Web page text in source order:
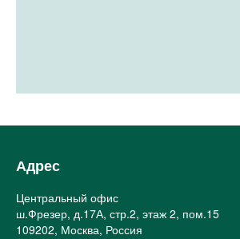
Адрес
Центральный офис
ш.Фрезер, д.17А, стр.2, этаж 2, пом.15
109202, Москва, Россия